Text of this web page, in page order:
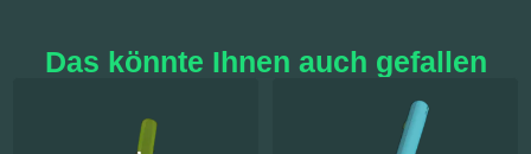
Das könnte Ihnen auch gefallen